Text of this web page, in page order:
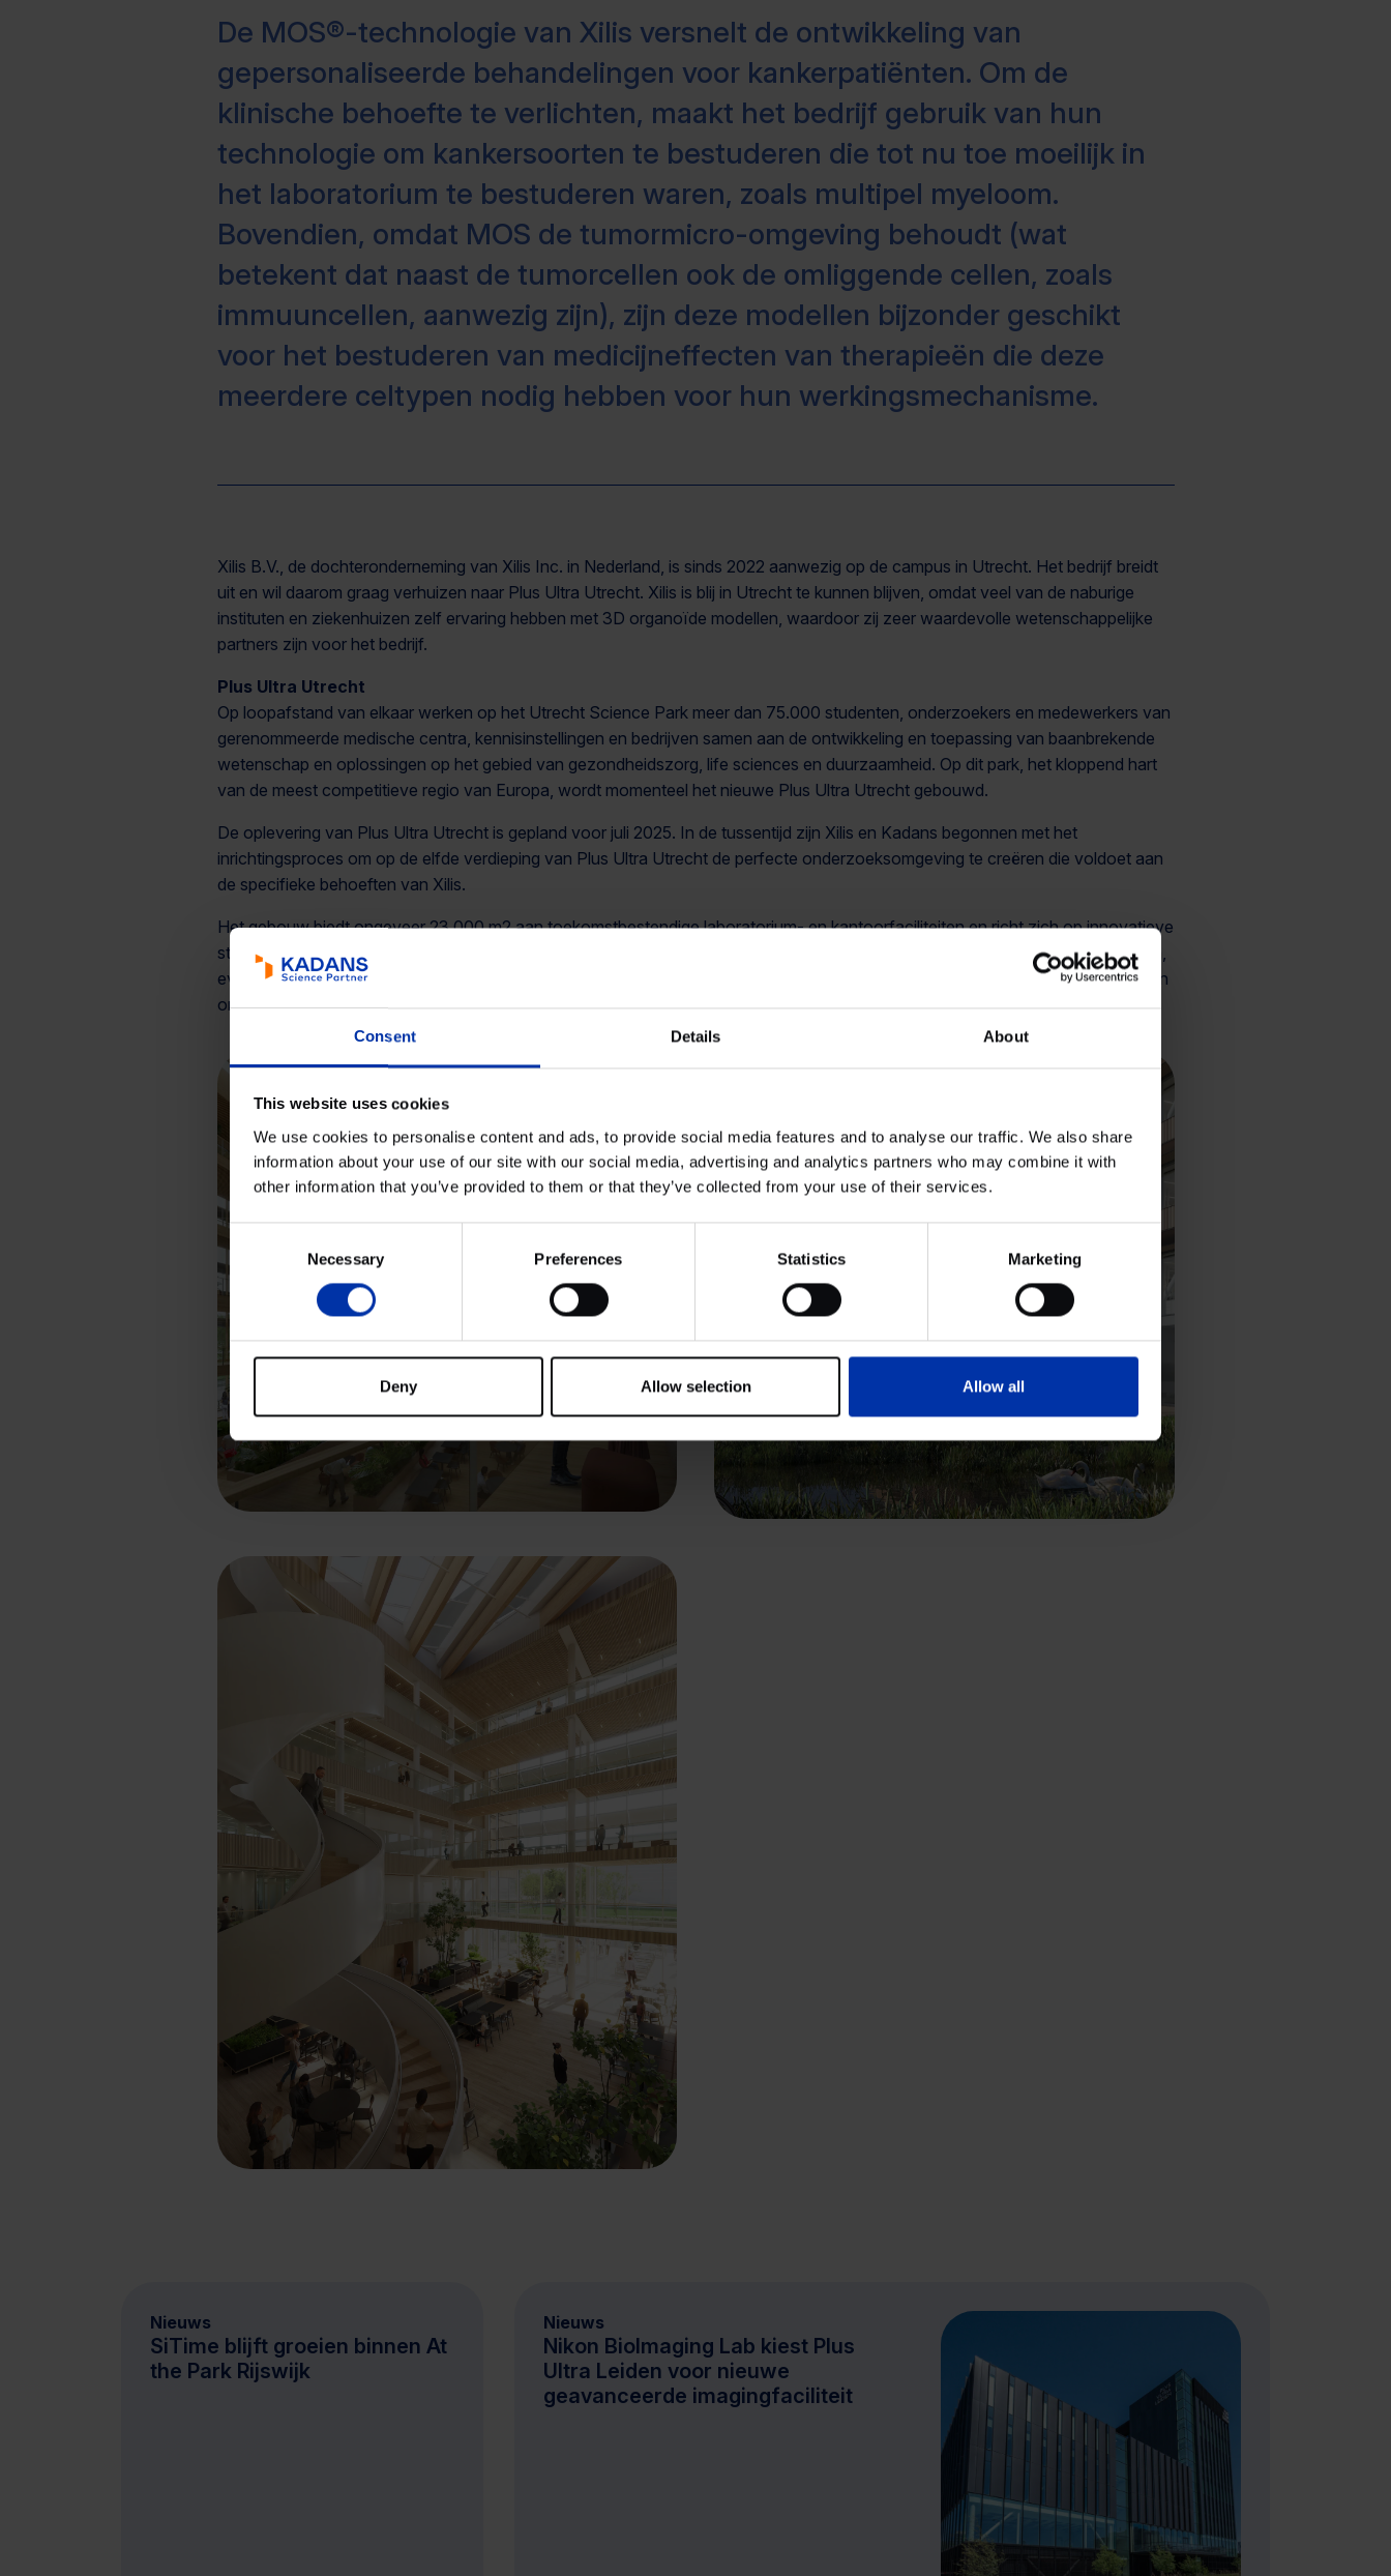
Consent Details About
This website uses cookies
We use cookies to personalise content and ads, to provide social media features and to analyse our traffic. We also share
information about your use of our site with our social media, advertising and analytics partners who may combine it with
other information that you’ve provided to them or that they’ve collected from your use of their services.
Necessary Preferences Statistics Marketing
Deny Allow selection Allow all
De MOS®-technologie van Xilis versnelt de ontwikkeling van
gepersonaliseerde behandelingen voor kankerpatiënten. Om de
klinische behoefte te verlichten, maakt het bedrijf gebruik van hun
technologie om kankersoorten te bestuderen die tot nu toe moeilijk in
het laboratorium te bestuderen waren, zoals multipel myeloom.
Bovendien, omdat MOS de tumormicro-omgeving behoudt (wat
betekent dat naast de tumorcellen ook de omliggende cellen, zoals
immuuncellen, aanwezig zijn), zijn deze modellen bijzonder geschikt
voor het bestuderen van medicijneffecten van therapieën die deze
meerdere celtypen nodig hebben voor hun werkingsmechanisme.
Xilis B.V., de dochteronderneming van Xilis Inc. in Nederland, is sinds 2022 aanwezig op de campus in Utrecht. Het bedrijf breidt
uit en wil daarom graag verhuizen naar Plus Ultra Utrecht. Xilis is blij in Utrecht te kunnen blijven, omdat veel van de naburige
instituten en ziekenhuizen zelf ervaring hebben met 3D organoïde modellen, waardoor zij zeer waardevolle wetenschappelijke
partners zijn voor het bedrijf.
Plus Ultra Utrecht
Op loopafstand van elkaar werken op het Utrecht Science Park meer dan 75.000 studenten, onderzoekers en medewerkers van
gerenommeerde medische centra, kennisinstellingen en bedrijven samen aan de ontwikkeling en toepassing van baanbrekende
wetenschap en oplossingen op het gebied van gezondheidszorg, life sciences en duurzaamheid. Op dit park, het kloppend hart
van de meest competitieve regio van Europa, wordt momenteel het nieuwe Plus Ultra Utrecht gebouwd.
De oplevering van Plus Ultra Utrecht is gepland voor juli 2025. In de tussentijd zijn Xilis en Kadans begonnen met het
inrichtingsproces om op de elfde verdieping van Plus Ultra Utrecht de perfecte onderzoeksomgeving te creëren die voldoet aan
de specifieke behoeften van Xilis.
Het gebouw biedt ongeveer 23.000 m2 aan toekomstbestendige laboratorium- en kantoorfaciliteiten en richt zich op innovatieve
start-ups en scale-ups die actief zijn in Life Sciences & Health. Plus Ultra Utrecht ligt in de nabijheid van buitengewone middelen,
evenals onderzoeks- en kennisinstituten zoals de Universiteit Utrecht en het UMC Utrecht. Het gebouw is zorgvuldig ontworpen
om de perfecte mix van laboratoria, kantoorruimtes en dynamische vergaderfaciliteiten te vormen.
Nieuws
SiTime blijft groeien binnen At
the Park Rijswijk
Nieuws
Nikon BioImaging Lab kiest Plus
Ultra Leiden voor nieuwe
geavanceerde imagingfaciliteit